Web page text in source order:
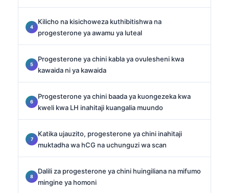
Kilicho na kisichoweza kuthibitishwa na
progesterone ya awamu ya luteal
Progesterone ya chini kabla ya ovulesheni kwa
kawaida ni ya kawaida
Progesterone ya chini baada ya kuongezeka kwa
kweli kwa LH inahitaji kuangalia muundo
Katika ujauzito, progesterone ya chini inahitaji
muktadha wa hCG na uchunguzi wa scan
Dalili za progesterone ya chini huingiliana na mifumo
mingine ya homoni